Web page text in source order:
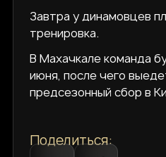
Завтра у динамовцев
тренировка.
В Махачкале команда
июня, после чего
предсезонный сбор в
Поделиться: